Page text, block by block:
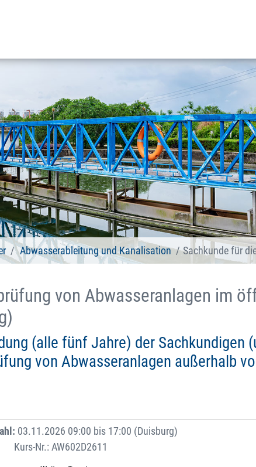
Abwasserableitung und Kanalisation Sachkunde für
von Abwasseranlagen im
(alle fünf Jahre) der Sachkundigen
von Abwasseranlagen außerhalb
03.11.2026 09:00 bis 17:00 (Duisburg)
Kurs-Nr.: AW602D2611